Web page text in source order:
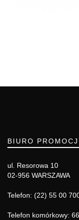
BIURO
ul. Resorowa 10
02-956 WARSZAWA
Telefon: (22) 55 00
Telefon komórkowy: